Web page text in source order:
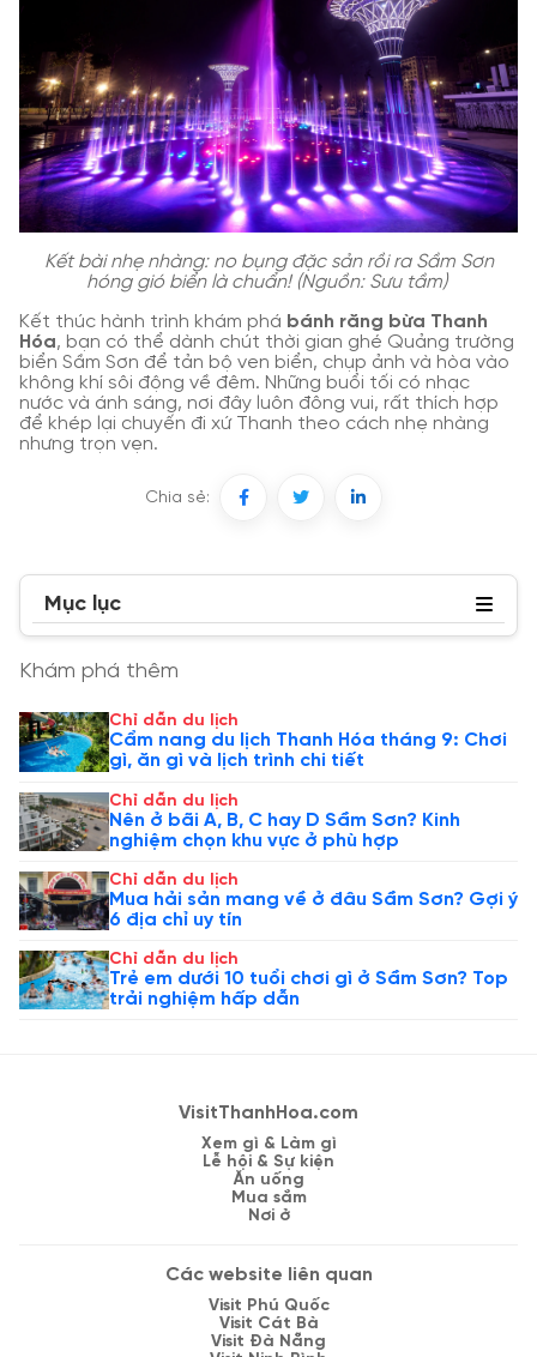
Kết bài nhẹ nhàng: no bụng đặc sản rồi ra Sầm Sơn
hóng gió biển là chuẩn! (Nguồn: Sưu tầm)
Kết thúc hành trình khám phá bánh răng bừa Thanh
Hóa, bạn có thể dành chút thời gian ghé Quảng trường
biển Sầm Sơn để tản bộ ven biển, chụp ảnh và hòa vào
không khí sôi động về đêm. Những buổi tối có nhạc
nước và ánh sáng, nơi đây luôn đông vui, rất thích hợp
để khép lại chuyến đi xứ Thanh theo cách nhẹ nhàng
nhưng trọn vẹn.
Chia sẻ:
Mục lục
Khám phá thêm
Chỉ dẫn du lịch
Cẩm nang du lịch Thanh Hóa tháng 9: Chơi
gì, ăn gì và lịch trình chi tiết
Chỉ dẫn du lịch
Nên ở bãi A, B, C hay D Sầm Sơn? Kinh
nghiệm chọn khu vực ở phù hợp
Chỉ dẫn du lịch
Mua hải sản mang về ở đâu Sầm Sơn? Gợi ý
6 địa chỉ uy tín
Chỉ dẫn du lịch
Trẻ em dưới 10 tuổi chơi gì ở Sầm Sơn? Top
trải nghiệm hấp dẫn
VisitThanhHoa.com
Xem gì & Làm gì
Lễ hội & Sự kiện
Ăn uống
Mua sắm
Nơi ở
Các website liên quan
Visit Phú Quốc
Visit Cát Bà
Visit Đà Nẵng